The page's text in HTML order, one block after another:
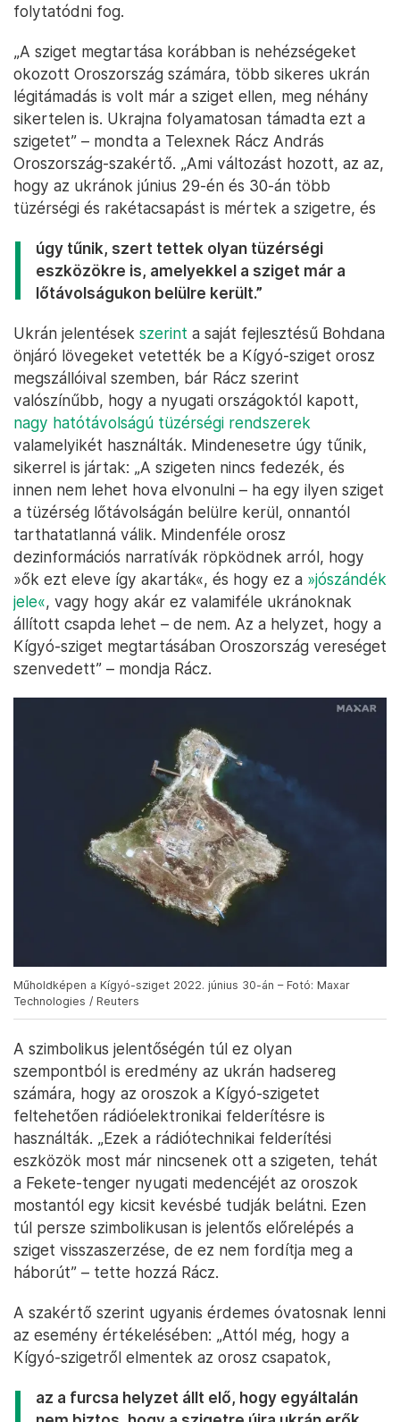
folytatódni fog.
„A sziget megtartása korábban is nehézségeket
okozott Oroszország számára, több sikeres ukrán
légitámadás is volt már a sziget ellen, meg néhány
sikertelen is. Ukrajna folyamatosan támadta ezt a
szigetet” – mondta a Telexnek Rácz András
Oroszország-szakértő. „Ami változást hozott, az az,
hogy az ukránok június 29-én és 30-án több
tüzérségi és rakétacsapást is mértek a szigetre, és
úgy tűnik, szert tettek olyan tüzérségi
eszközökre is, amelyekkel a sziget már a
lőtávolságukon belülre került.”
Ukrán jelentések szerint a saját fejlesztésű Bohdana
önjáró lövegeket vetették be a Kígyó-sziget orosz
megszállóival szemben, bár Rácz szerint
valószínűbb, hogy a nyugati országoktól kapott,
nagy hatótávolságú tüzérségi rendszerek
valamelyikét használták. Mindenesetre úgy tűnik,
sikerrel is jártak: „A szigeten nincs fedezék, és
innen nem lehet hova elvonulni – ha egy ilyen sziget
a tüzérség lőtávolságán belülre kerül, onnantól
tarthatatlanná válik. Mindenféle orosz
dezinformációs narratívák röpködnek arról, hogy
»ők ezt eleve így akarták«, és hogy ez a »jószándék
jele«, vagy hogy akár ez valamiféle ukránoknak
állított csapda lehet – de nem. Az a helyzet, hogy a
Kígyó-sziget megtartásában Oroszország vereséget
szenvedett” – mondja Rácz.
Műholdképen a Kígyó-sziget 2022. június 30-án – Fotó: Maxar
Technologies / Reuters
A szimbolikus jelentőségén túl ez olyan
szempontból is eredmény az ukrán hadsereg
számára, hogy az oroszok a Kígyó-szigetet
feltehetően rádióelektronikai felderítésre is
használták. „Ezek a rádiótechnikai felderítési
eszközök most már nincsenek ott a szigeten, tehát
a Fekete-tenger nyugati medencéjét az oroszok
mostantól egy kicsit kevésbé tudják belátni. Ezen
túl persze szimbolikusan is jelentős előrelépés a
sziget visszaszerzése, de ez nem fordítja meg a
háborút” – tette hozzá Rácz.
A szakértő szerint ugyanis érdemes óvatosnak lenni
az esemény értékelésében: „Attól még, hogy a
Kígyó-szigetről elmentek az orosz csapatok,
az a furcsa helyzet állt elő, hogy egyáltalán